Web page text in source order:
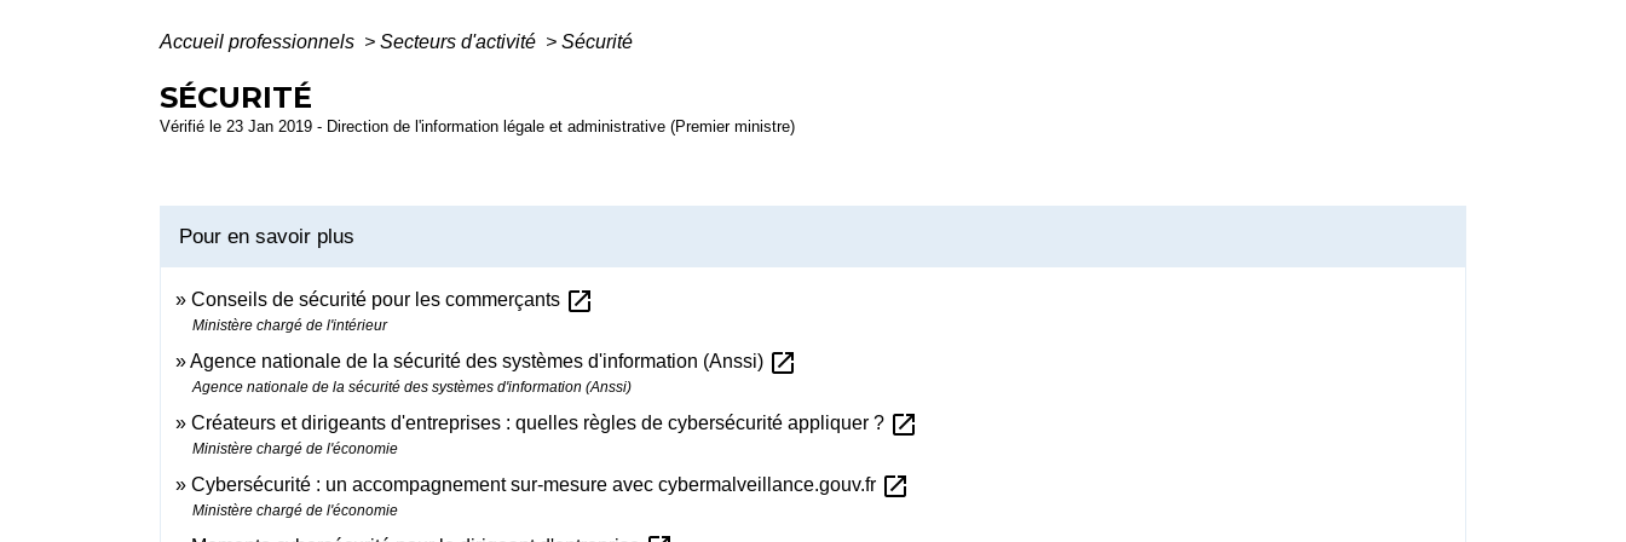
Accueil professionnels > Secteurs d'activité > Sécurité
SÉCURITÉ
Vérifié le 23 Jan 2019 - Direction de l'information légale et administrative (Premier ministre)
Pour en savoir plus
Conseils de sécurité pour les commerçants open_in_new
Ministère chargé de l'intérieur
Agence nationale de la sécurité des systèmes d'information (Anssi) open_in_new
Agence nationale de la sécurité des systèmes d'information (Anssi)
Créateurs et dirigeants d'entreprises : quelles règles de cybersécurité appliquer ? open_in_new
Ministère chargé de l'économie
Cybersécurité : un accompagnement sur-mesure avec cybermalveillance.gouv.fr open_in_new
Ministère chargé de l'économie